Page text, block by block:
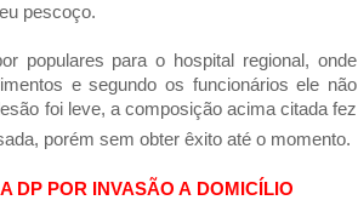
pescoço.
populares para o hospital regional, onde
e segundo os funcionários ele não
foi leve, a composição acima citada fez
porém sem obter êxito até o momento.
DP POR INVASÃO A DOMICÍLIO